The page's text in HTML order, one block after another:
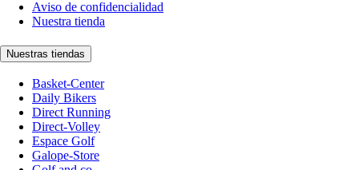
Aviso de confidencialidad
Nuestra tienda
Nuestras tiendas
Basket-Center
Daily Bikers
Direct Running
Direct-Volley
Espace Golf
Galope-Store